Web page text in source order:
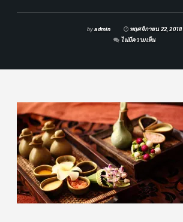
byadmin
พฤศจิกายน 22, 2018
ไม่มีความเห็น